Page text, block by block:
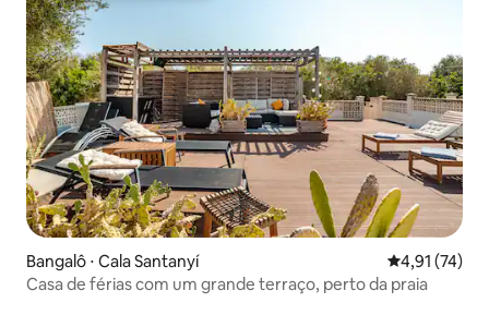
Bangalô ⋅ Cala Santanyí 4,91 de uma
4,91 (74)
Casa de férias com um grande terraço, perto da praia